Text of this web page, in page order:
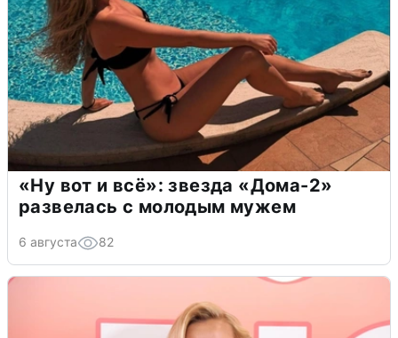
«Ну вот и всё»: звезда «Дома-2»
развелась с молодым мужем
6 августа 82